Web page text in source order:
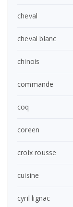
cheval
cheval blanc
chinois
commande
coq
coreen
croix rousse
cuisine
cyril lignac